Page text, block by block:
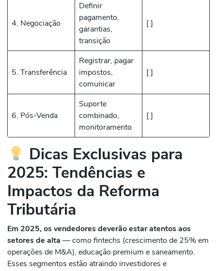
4. Negociação
Definir
pagamento,
garantias,
transição
[ ]
5. Transferência
Registrar, pagar
impostos,
comunicar
[ ]
6. Pós-Venda
Suporte
combinado,
monitoramento
[ ]
Dicas Exclusivas para
2025: Tendências e
Impactos da Reforma
Tributária
Em 2025, os vendedores deverão estar atentos aos
setores de alta — como fintechs (crescimento de 25% em
operações de M&A), educação premium e saneamento.
Esses segmentos estão atraindo investidores e